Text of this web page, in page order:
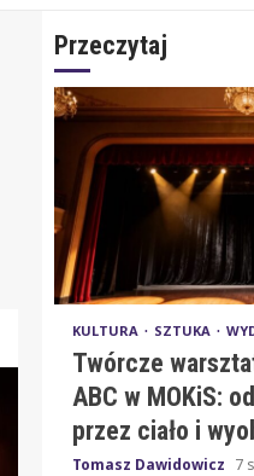
Przeczytaj
KULTURA SZTUKA
Twórcze
ABC w MOKiS:
przez ciało i
Tomasz Dawidowicz 7